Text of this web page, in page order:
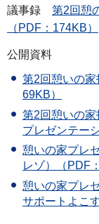
議事録 第2回憩
（PDF：174KB）
公開資料
第2回憩いの家
69KB）
第2回憩いの
プレゼンテー
憩いの家プレ
レゾ）（PDF
憩いの家プレ
サポートよこ